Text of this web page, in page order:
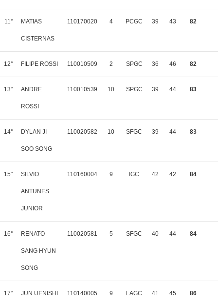
11° MATIAS
CISTERNAS
110170020 4 PCGC 39 43 82
12° FILIPE ROSSI 110010509 2 SPGC 36 46 82
13° ANDRE
ROSSI
110010539 10 SPGC 39 44 83
14° DYLAN JI
SOO SONG
110020582 10 SFGC 39 44 83
15° SILVIO
ANTUNES
JUNIOR
110160004 9 IGC 42 42 84
16° RENATO
SANG HYUN
SONG
110020581 5 SFGC 40 44 84
17° JUN UENISHI 110140005 9 LAGC 41 45 86